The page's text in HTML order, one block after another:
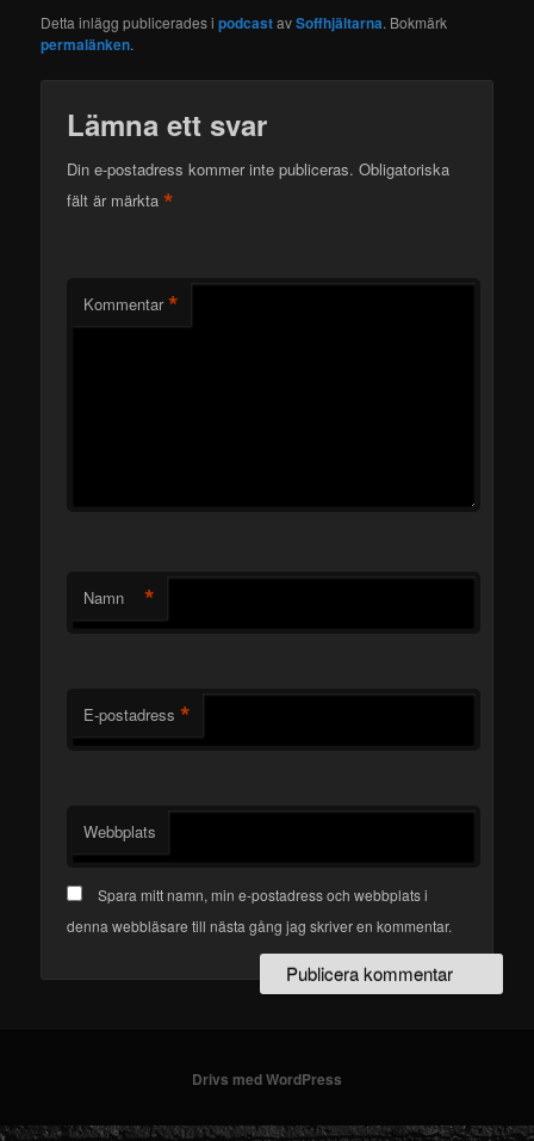
Detta inlägg publicerades ipodcastavSoffhjältarna. Bokmärk
permalänken.
Lämna ett svar
Din e-postadress kommer inte publiceras. Obligatoriska
fält är märkta*
Kommentar *
Namn *
E-postadress *
Webbplats
Spara mitt namn, min e-postadress och webbplats i
denna webbläsare till nästa gång jag skriver en kommentar.
Drivs med WordPress